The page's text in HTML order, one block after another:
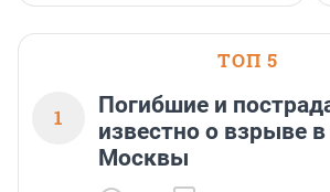
ТОП 5
1
Погибшие и
известно о взрыве
Москвы